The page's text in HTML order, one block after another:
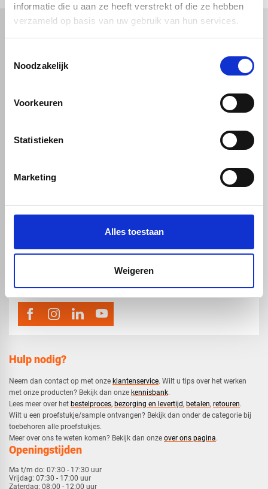
informatie die u aan ze heeft verstrekt of die ze hebben
verzameld op basis van uw gebruik van hun services.
Noodzakelijk
Voorkeuren
Statistieken
Marketing
Alles toestaan
Weigeren
Plexiglas
Kunststof platen
HPL platen
Trespa
Hulp nodig?
Neem dan contact op met onze klantenservice. Wilt u tips over het werken
met onze producten? Bekijk dan onze kennisbank.
​Lees meer over het bestelproces, bezorging en levertijd, betalen, retouren.​
​Wilt u een proefstukje/sample ontvangen? Bekijk dan onder de categorie bij
toebehoren alle proefstukjes.
​​Meer over ons te weten komen? Bekijk dan onze over ons pagina.
Openingstijden
Ma t/m do: 07:30 - 17:30 uur
Vrijdag: 07:30 - 17:00 uur
Zaterdag: 08:00 - 12:00 uur
map Veensesteeg 8, 4264 KG Veen
mail